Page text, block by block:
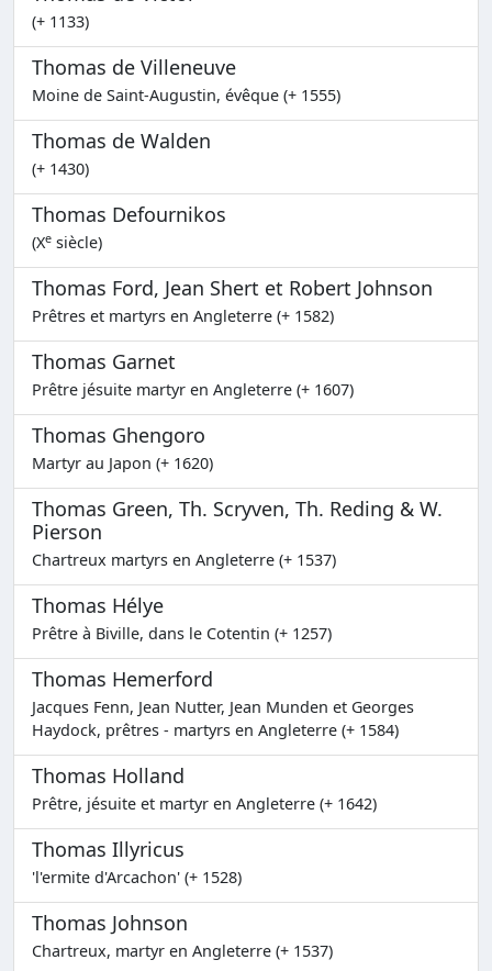
(+ 1133)
Thomas de Villeneuve
Moine de Saint-Augustin, évêque (+ 1555)
Thomas de Walden
(+ 1430)
Thomas Defournikos
(Xe siècle)
Thomas Ford, Jean Shert et Robert Johnson
Prêtres et martyrs en Angleterre (+ 1582)
Thomas Garnet
Prêtre jésuite martyr en Angleterre (+ 1607)
Thomas Ghengoro
Martyr au Japon (+ 1620)
Thomas Green, Th. Scryven, Th. Reding & W.
Pierson
Chartreux martyrs en Angleterre (+ 1537)
Thomas Hélye
Prêtre à Biville, dans le Cotentin (+ 1257)
Thomas Hemerford
Jacques Fenn, Jean Nutter, Jean Munden et Georges
Haydock, prêtres - martyrs en Angleterre (+ 1584)
Thomas Holland
Prêtre, jésuite et martyr en Angleterre (+ 1642)
Thomas Illyricus
'l'ermite d'Arcachon' (+ 1528)
Thomas Johnson
Chartreux, martyr en Angleterre (+ 1537)